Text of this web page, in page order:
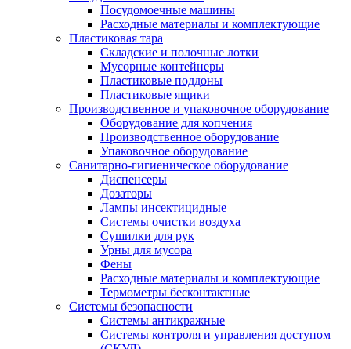
Посудомоечные машины
Расходные материалы и комплектующие
Пластиковая тара
Складские и полочные лотки
Мусорные контейнеры
Пластиковые поддоны
Пластиковые ящики
Производственное и упаковочное оборудование
Оборудование для копчения
Производственное оборудование
Упаковочное оборудование
Санитарно-гигиеническое оборудование
Диспенсеры
Дозаторы
Лампы инсектицидные
Системы очистки воздуха
Сушилки для рук
Урны для мусора
Фены
Расходные материалы и комплектующие
Термометры бесконтактные
Системы безопасности
Системы антикражные
Системы контроля и управления доступом